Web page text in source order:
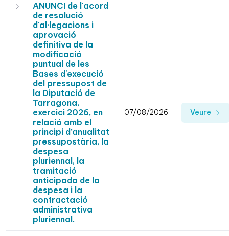
ANUNCI de l'acord
de resolució
d'al·legacions i
aprovació
definitiva de la
modificació
puntual de les
Bases d'execució
del pressupost de
la Diputació de
Tarragona,
exercici 2026, en
relació amb el
principi d’anualitat
pressupostària, la
despesa
pluriennal, la
tramitació
anticipada de la
despesa i la
contractació
administrativa
pluriennal.
07/08/2026 Veure